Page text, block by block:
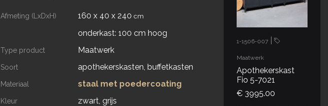
Afmeting (LxDxH) 160 x 40 x 240 cm
onderkast: 100 cm hoog
Type product Maatwerk
Soort apothekerskasten, buffetkasten
Materiaal staal met poedercoating
Kleur zwart, grijs
1-1506-007
Maatwerk
Apothekerskast
Fio 5-7021
€ 3995.00